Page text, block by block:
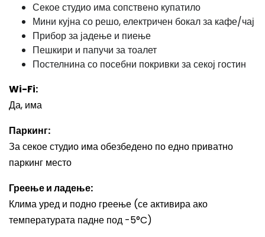
Секое студио има сопствено купатило
Мини кујна со решо, електричен бокал за кафе/чај
Прибор за јадење и пиење
Пешкири и папучи за тоалет
Постелнина со посебни покривки за секој гостин
Wi-Fi:
Да, има
Паркинг:
За секое студио има обезбедено по едно приватно
паркинг место
Греење и ладење:
Клима уред и подно греење (се активира ако
температурата падне под -5°C)